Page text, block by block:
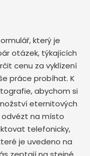
který je
otázek, týkajících
cenu za vyklízení
práce probíhat. K
abychom si
eternitových
odvézt na místo
telefonicky,
je uvedeno na